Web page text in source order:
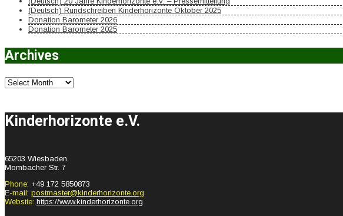
(Deutsch) Rundschreiben Kinderhorizonte Oktober 2025
Donation Barometer 2026
Donation Barometer 2025
Archives
Archives
Kinderhorizonte e.V.
65203 Wiesbaden
Mombacher Str. 7
Phone: +49 172 5850873
E-mail: postmaster@kinderhorizonte.org
Website: https://www.kinderhorizonte.org